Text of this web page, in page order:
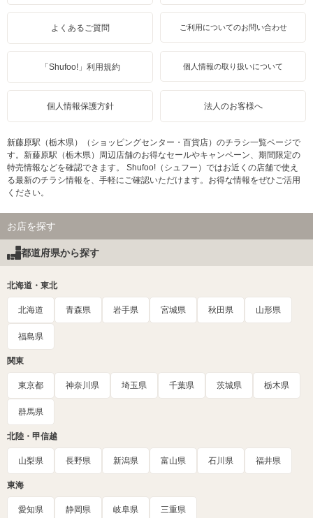
よくあるご質問 ご利用についてのお問い合わせ
「Shufoo!」利用規約 個人情報の取り扱いについて
個人情報保護方針 法人のお客様へ
新藤原駅（栃木県）（ショッピングセンター・百貨店）のチラシ一覧ページで
す。新藤原駅（栃木県）周辺店舗のお得なセールやキャンペーン、期間限定の
特売情報などを確認できます。 Shufoo!（シュフー）ではお近くの店舗で使え
る最新のチラシ情報を、手軽にご確認いただけます。お得な情報をぜひご活用
ください。
お店を探す
都道府県から探す
北海道・東北
北海道 青森県 岩手県 宮城県 秋田県 山形県
福島県
関東
東京都 神奈川県 埼玉県 千葉県 茨城県 栃木県
群馬県
北陸・甲信越
山梨県 長野県 新潟県 富山県 石川県 福井県
東海
愛知県 静岡県 岐阜県 三重県